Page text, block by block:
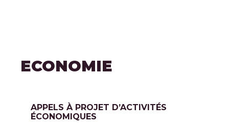
ECONOMIE
APPELS À PROJET D’ACTIVITÉS
ÉCONOMIQUES